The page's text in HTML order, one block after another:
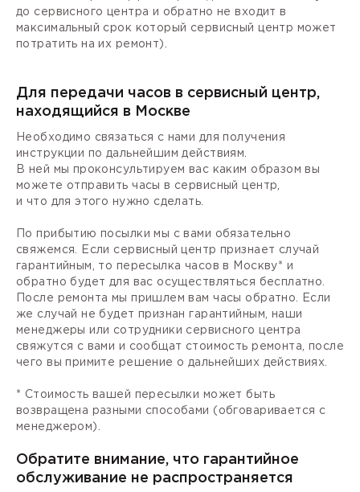
до сервисного центра и обратно не входит в
максимальный срок который сервисный центр может
потратить на их ремонт).
Для передачи часов в сервисный центр,
находящийся в Москве
Необходимо связаться с нами для получения
инструкции по дальнейшим действиям.
В ней мы проконсультируем вас каким образом вы
можете отправить часы в сервисный центр,
и что для этого нужно сделать.
По прибытию посылки мы с вами обязательно
свяжемся. Если сервисный центр признает случай
гарантийным, то пересылка часов в Москву* и
обратно будет для вас осуществляться бесплатно.
После ремонта мы пришлем вам часы обратно. Если
же случай не будет признан гарантийным, наши
менеджеры или сотрудники сервисного центра
свяжутся с вами и сообщат стоимость ремонта, после
чего вы примите решение о дальнейших действиях.
* Стоимость вашей пересылки может быть
возвращена разными способами (обговаривается с
менеджером).
Обратите внимание, что гарантийное
обслуживание не распространяется